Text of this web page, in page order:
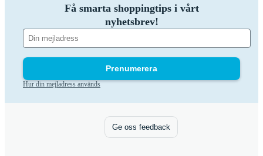
Få smarta shoppingtips i vårt
nyhetsbrev!
Prenumerera
Hur din mejladress används
Ge oss feedback